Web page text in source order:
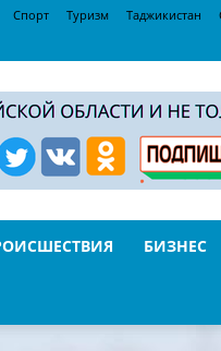
Спорт Туризм Таджикистан
БИЗНЕС